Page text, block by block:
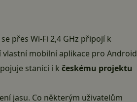
přes Wi-Fi 2,4 GHz připojí k
mobilní aplikace pro Android
stanici i k českému projektu
jasu. Co některým uživatelům